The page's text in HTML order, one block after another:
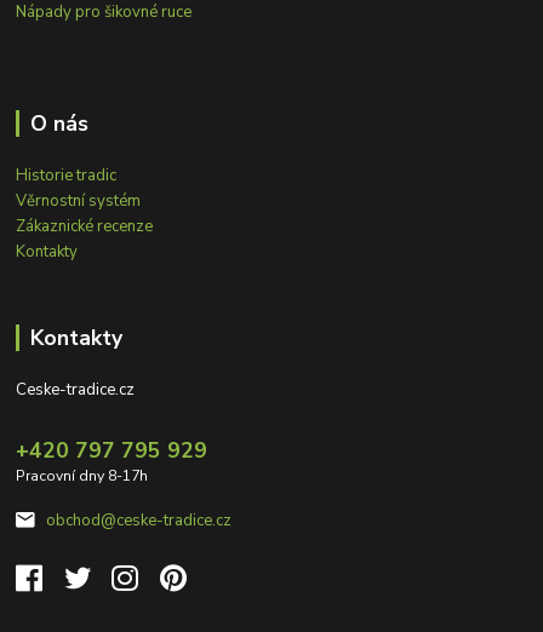
Nápady pro šikovné ruce
O nás
Historie tradic
Věrnostní systém
Zákaznické recenze
Kontakty
Kontakty
Ceske-tradice.cz
+420 797 795 929
Pracovní dny 8-17h
obchod@ceske-tradice.cz